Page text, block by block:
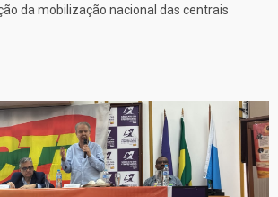
da mobilização nacional das centrais